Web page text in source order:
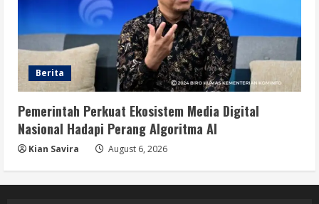
Berita
Pemerintah Perkuat Ekosistem Media Digital
Nasional Hadapi Perang Algoritma AI
Kian Savira August 6, 2026